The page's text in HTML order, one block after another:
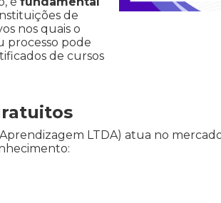
de
nos quais o
processo pode
de cursos
LTDA) atua no